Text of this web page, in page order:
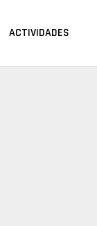
ACTIVIDADES